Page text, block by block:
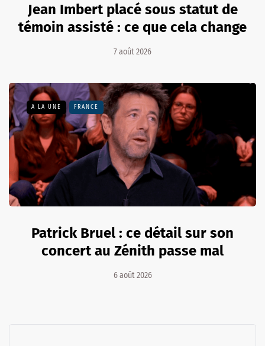
Jean Imbert placé sous statut de
témoin assisté : ce que cela change
7 août 2026
A LA UNE FRANCE
Patrick Bruel : ce détail sur son
concert au Zénith passe mal
6 août 2026